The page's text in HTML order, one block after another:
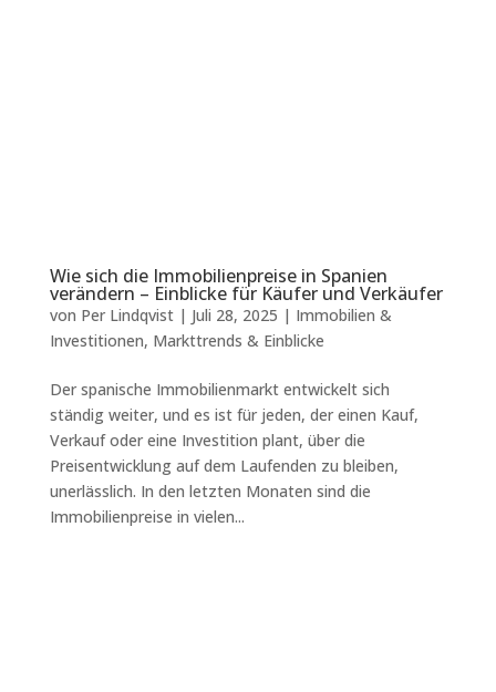
Wie sich die Immobilienpreise in Spanien
verändern – Einblicke für Käufer und Verkäufer
von Per Lindqvist| Juli 28, 2025 | Immobilien &
Investitionen, Markttrends & Einblicke
Der spanische Immobilienmarkt entwickelt sich
ständig weiter, und es ist für jeden, der einen Kauf,
Verkauf oder eine Investition plant, über die
Preisentwicklung auf dem Laufenden zu bleiben,
unerlässlich. In den letzten Monaten sind die
Immobilienpreise in vielen...